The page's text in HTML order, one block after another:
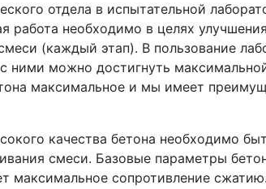
отдела в испытательной
работа необходимо в целях
(каждый этап). В пользование
ними можно достигнуть
максимальное и мы имеет
качества бетона необходимо
смеси. Базовые параметры
максимальное сопротивление сжатию.